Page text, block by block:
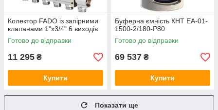
Колектор FADO із запірними
клапанами 1"х3/4" 6 виходів
Готово до відправки
11 295 ₴
Купити
Буферна ємність КНТ ЕА-01-
1500-2/180-P80
Готово до відправки
69 537 ₴
Купити
Показати ще